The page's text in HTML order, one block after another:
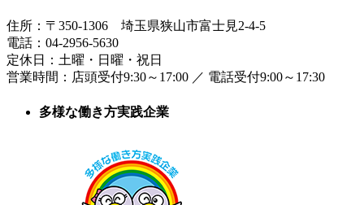
住所： 〒350-1306 埼玉県狭山市富士見2-4-5
電話： 04-2956-5630
定休日：土曜・日曜・祝日
営業時間： 店頭受付9:30～17:00 ／ 電話受付9:00～17:30
多様な働き方実践企業